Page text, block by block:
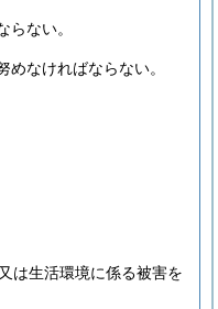
ない。
なければならない。
は生活環境に係る被害を